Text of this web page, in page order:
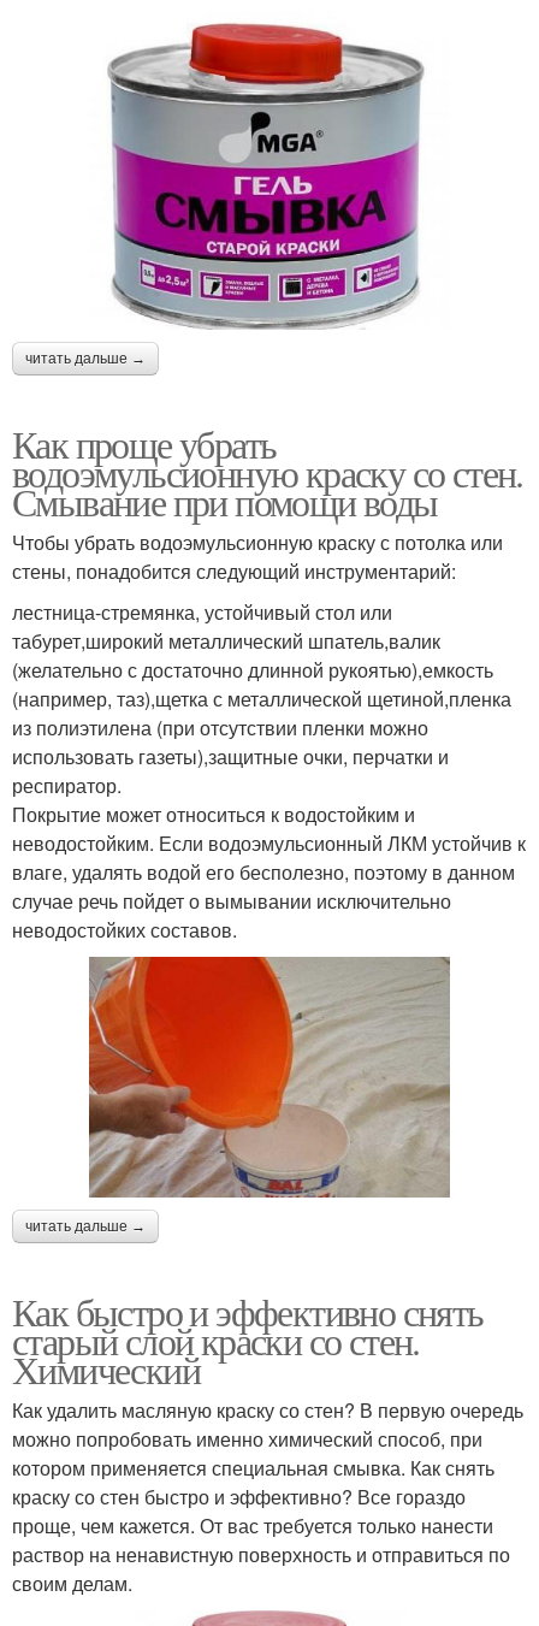
читать дальше →
Как проще убрать
водоэмульсионную краску со стен.
Смывание при помощи воды
Чтобы убрать водоэмульсионную краску с потолка или
стены, понадобится следующий инструментарий:
лестница-стремянка, устойчивый стол или
табурет,широкий металлический шпатель,валик
(желательно с достаточно длинной рукоятью),емкость
(например, таз),щетка с металлической щетиной,пленка
из полиэтилена (при отсутствии пленки можно
использовать газеты),защитные очки, перчатки и
респиратор.
Покрытие может относиться к водостойким и
неводостойким. Если водоэмульсионный ЛКМ устойчив к
влаге, удалять водой его бесполезно, поэтому в данном
случае речь пойдет о вымывании исключительно
неводостойких составов.
читать дальше →
Как быстро и эффективно снять
старый слой краски со стен.
Химический
Как удалить масляную краску со стен? В первую очередь
можно попробовать именно химический способ, при
котором применяется специальная смывка. Как снять
краску со стен быстро и эффективно? Все гораздо
проще, чем кажется. От вас требуется только нанести
раствор на ненавистную поверхность и отправиться по
своим делам.